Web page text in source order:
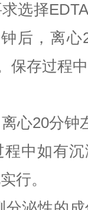
选择
后，离心
保存过程
心20分钟
中如有
行。